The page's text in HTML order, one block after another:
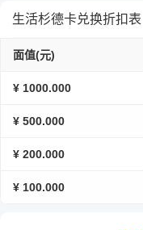
生活杉德卡兑换折扣表
面值(元)
¥ 1000.000
¥ 500.000
¥ 200.000
¥ 100.000